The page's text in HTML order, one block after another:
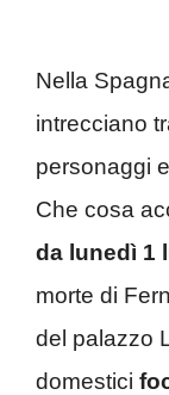
Nella
intrecciano
personaggi
Che cosa
da lunedì 1
morte di
del palazzo
domestici